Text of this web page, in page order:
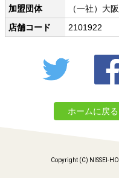
加盟団体
（一社）大
店舗コード
2101922
Twitter
ホームに戻る
Copyright (C) NISSEI-